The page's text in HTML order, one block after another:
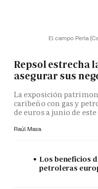
El campo Perla
Repsol estrecha
asegurar sus
La exposición
caribeño con gas y
de euros a junio de este
Raúl Masa
Los beneficios
petroleras